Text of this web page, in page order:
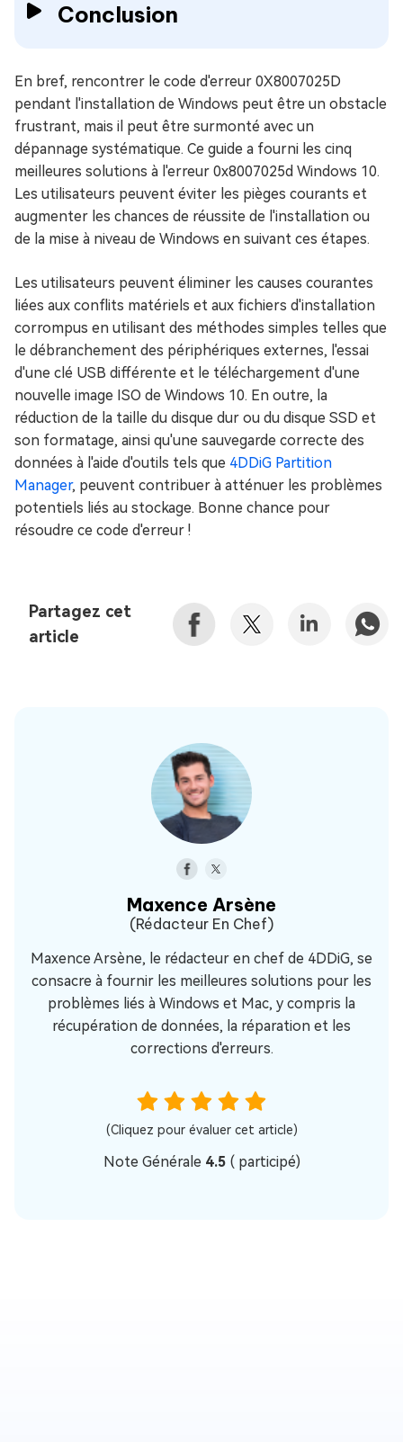
Conclusion
En bref, rencontrer le code d'erreur 0X8007025D
pendant l'installation de Windows peut être un obstacle
frustrant, mais il peut être surmonté avec un
dépannage systématique. Ce guide a fourni les cinq
meilleures solutions à l'erreur 0x8007025d Windows 10.
Les utilisateurs peuvent éviter les pièges courants et
augmenter les chances de réussite de l'installation ou
de la mise à niveau de Windows en suivant ces étapes.
Les utilisateurs peuvent éliminer les causes courantes
liées aux conflits matériels et aux fichiers d'installation
corrompus en utilisant des méthodes simples telles que
le débranchement des périphériques externes, l'essai
d'une clé USB différente et le téléchargement d'une
nouvelle image ISO de Windows 10. En outre, la
réduction de la taille du disque dur ou du disque SSD et
son formatage, ainsi qu'une sauvegarde correcte des
données à l'aide d'outils tels que 4DDiG Partition
Manager, peuvent contribuer à atténuer les problèmes
potentiels liés au stockage. Bonne chance pour
résoudre ce code d'erreur !
Partagez cet
article
Maxence Arsène
(Rédacteur En Chef)
Maxence Arsène, le rédacteur en chef de 4DDiG, se
consacre à fournir les meilleures solutions pour les
problèmes liés à Windows et Mac, y compris la
récupération de données, la réparation et les
corrections d'erreurs.
(Cliquez pour évaluer cet article)
Note Générale 4.5 ( participé)